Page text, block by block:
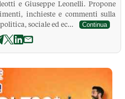
e Giuseppe Leonelli. Propone
inchieste e commenti sulla
sociale ed ec...
Continua